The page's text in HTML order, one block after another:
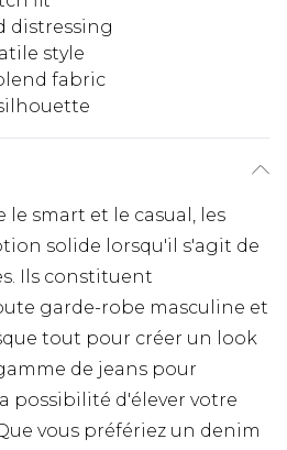
distressing
style
fabric
smart et le casual, les
solide lorsqu'il s'agit de
Ils constituent
garde-robe masculine et
tout pour créer un look
de jeans pour
possibilité d'élever votre
vous préfériez un denim